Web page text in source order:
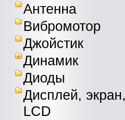
Антенна
Вибромотор
Джойстик
Динамик
Диоды
Дисплей, экран,
LCD